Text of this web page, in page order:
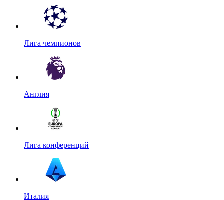
Лига чемпионов
Англия
Лига конференций
Италия